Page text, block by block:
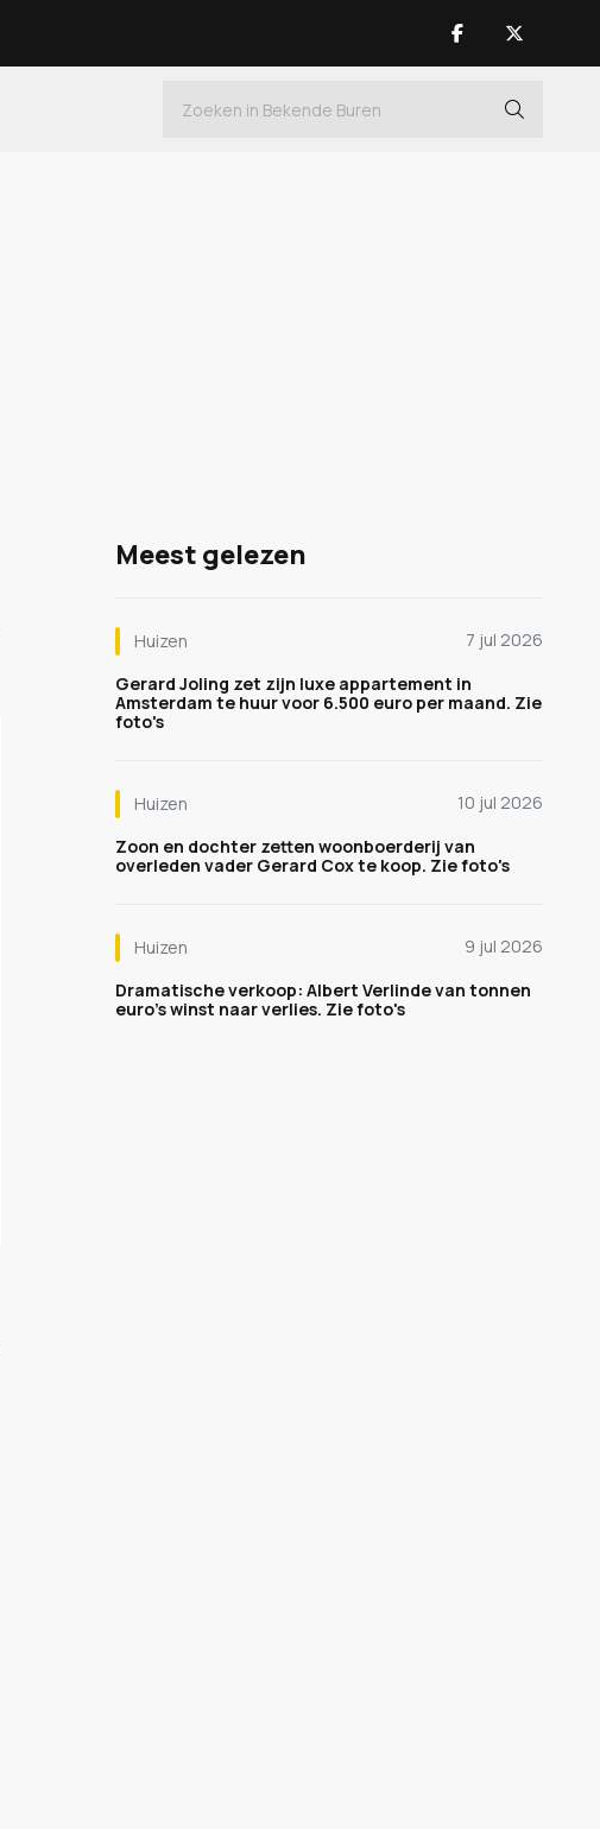
Meest gelezen
Huizen
7 jul 2026
Gerard Joling zet zijn luxe appartement in
Amsterdam te huur voor 6.500 euro per maand. Zie
foto's
Huizen
10 jul 2026
Zoon en dochter zetten woonboerderij van
overleden vader Gerard Cox te koop. Zie foto's
Huizen
9 jul 2026
Dramatische verkoop: Albert Verlinde van tonnen
euro's winst naar verlies. Zie foto's